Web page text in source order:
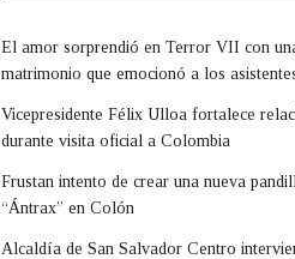
El amor sorprendió en Terror VII con
matrimonio que emocionó a los
Vicepresidente Félix Ulloa fortalece
durante visita oficial a Colombia
Frustan intento de crear una nueva
“Ántrax” en Colón
Alcaldía de San Salvador Centro